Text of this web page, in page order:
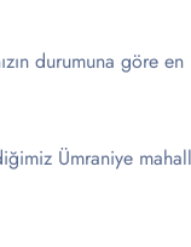
durumuna göre
Ümraniye